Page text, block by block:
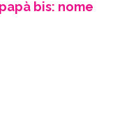
bis: nome